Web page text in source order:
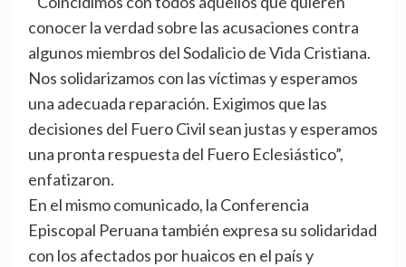
conocer la verdad sobre las acusaciones contra
algunos miembros delSodaliciode Vida Cristiana.
Nos solidarizamos con las víctimas y esperamos
una adecuada reparación. Exigimos que las
decisiones del Fuero Civil sean justas y esperamos
una pronta respuesta del Fuero Eclesiástico”,
enfatizaron.
En el mismo comunicado, la Conferencia
Episcopal Peruana también expresa su solidaridad
con los afectados por huaicos en el país y